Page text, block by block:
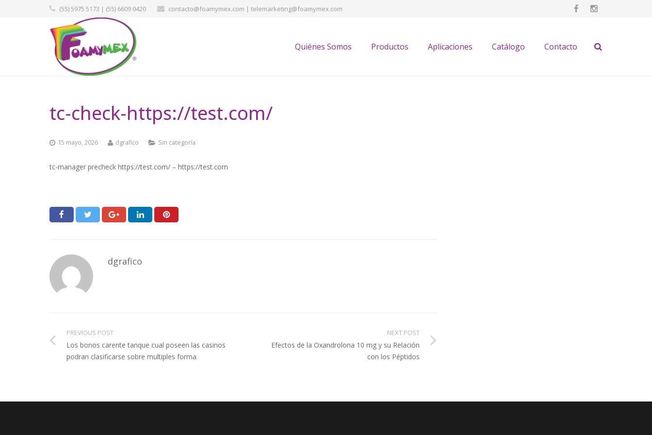
(55) 5975 5173 | (55) 6609 0420 contacto@foamymex.com | telemarketing@foamymex.com
Quiénes Somos Productos Aplicaciones Catálogo Contacto
tc-check-https://test.com/
15 mayo, 2026 dgrafico Sin categoría
tc-manager precheck https://test.com/ – https://test.com
dgrafico
PREVIOUS POST
Los bonos carente tanque cual poseen las casinos
podran clasificarse sobre multiples forma
NEXT POST
Efectos de la Oxandrolona 10 mg y su Relación
con los Péptidos